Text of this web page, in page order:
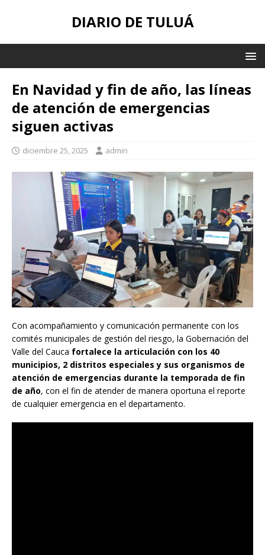
DIARIO DE TULUÁ
En Navidad y fin de año, las líneas
de atención de emergencias
siguen activas
diciembre 25, 2025 admin
Con acompañamiento y comunicación permanente con los
comités municipales de gestión del riesgo, la Gobernación del
Valle del Cauca fortalece la articulación con los 40
municipios, 2 distritos especiales y sus organismos de
atención de emergencias durante la temporada de fin
de año, con el fin de atender de manera oportuna el reporte
de cualquier emergencia en el departamento.